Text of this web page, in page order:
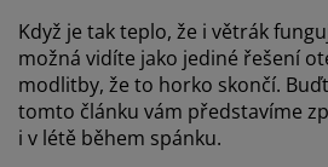
Když je tak teplo, že i větrák
možná vidíte jako jediné řešení
modlitby, že to horko skončí.
tomto článku vám představíme
i v létě během spánku.